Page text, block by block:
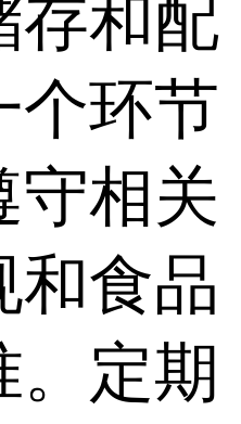
存和配
个环节
守相关
和食品
。定期